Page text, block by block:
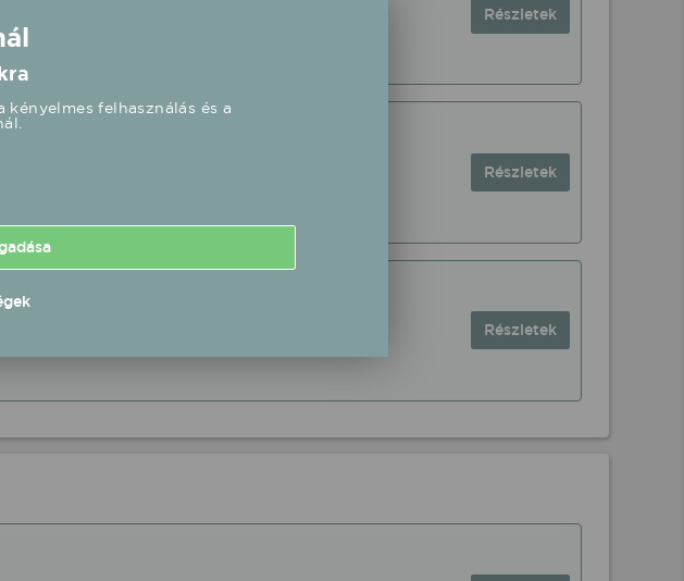
Részletek
Részletek
Részletek
felhasználás és a
elfogadása